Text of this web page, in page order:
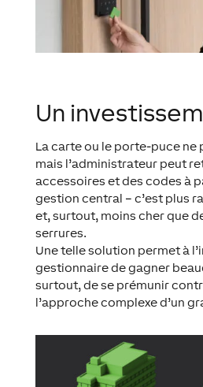
Un
La carte ou le porte-puce ne
mais l’administrateur peut
accessoires et des codes à
gestion central – c’est plus
et, surtout, moins cher que
serrures.
Une telle solution permet à
gestionnaire de gagner
surtout, de se prémunir
l’approche complexe d’un